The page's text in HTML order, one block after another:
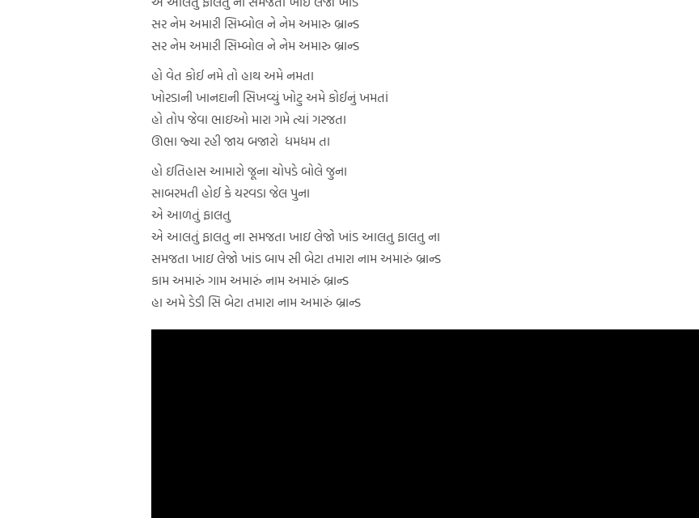
સર નેમ અમારી સિમ્બોલ ને નેમ અમારુ બ્રાન્ડ
સર નેમ અમારી સિમ્બોલ ને નેમ અમારુ બ્રાન્ડ
હો વેત કોઈ નમે તો હાથ અમે નમતા
ખોરડાની ખાનદાની સિખવ્યું ખોટુ અમે કોઈનું ખમતાં
હો તોપ જેવા ભાઇઓ મારા ગમે ત્યાં ગરજતા
ઊભા જ્યા રહી જાય બજારો ધમધમ તા
હો ઇતિહાસ આમારો જૂના ચોપડે બોલે જુના
સાબરમતી હોઈ કે યરવડા જેલ પુના
એ આળતું ફાલતુ
એ આલતું ફાલતુ ના સમજતા ખાઇ લેજો ખાંડ આલતુ ફાલતુ ના
સમજતા ખાઇ લેજો ખાંડ બાપ સી બેટા તમારા નામ અમારું બ્રાન્ડ
કામ અમારું ગામ અમારું નામ અમારું બ્રાન્ડ
હા અમે ડેડી સિ બેટા તમારા નામ અમારું બ્રાન્ડ